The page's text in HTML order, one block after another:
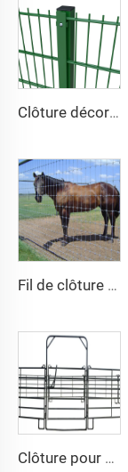
Clôture décorative en treillis métallique soudé haute sécurité, revêtement en vinyle vert, double fil 868, maille 2D pour jardin
Fil de clôture galvanisé pour champs agricoles de 8 pieds, clôture pour bovins, ovins et caprins
Clôture pour Ferme Équine Populaire Galvanisée Clôture Métallique pour Cour de Ferme Portails pour Bétail Panneaux pour Chevaux